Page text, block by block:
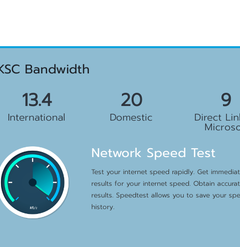
Bandwidth
15.5 Gbps
International
23 Gbps
Domestic
10
Direct
Network Speed Test
Test your internet speed rapidly. Get
results for your internet speed. Obtain
results. Speedtest allows you to save your
history.